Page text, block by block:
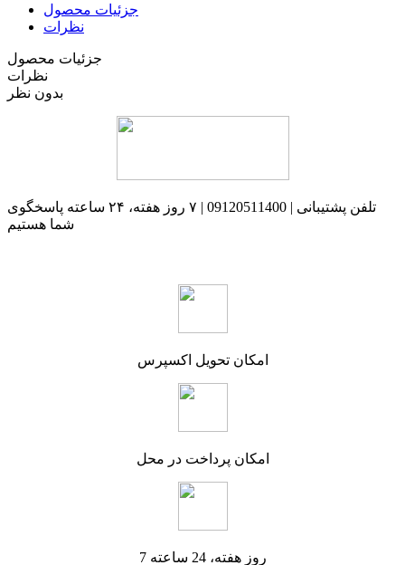
جزئیات محصول
نظرات
جزئیات محصول
نظرات
بدون نظر
تلفن پشتیبانی | 09120511400 | ۷ روز هفته، ۲۴ ساعته پاسخگوی
شما هستیم
امکان تحویل اکسپرس
امکان پرداخت در محل
7 روز هفته، 24 ساعته